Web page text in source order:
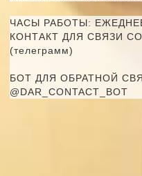
ЧАСЫ РАБОТЫ:
КОНТАКТ ДЛЯ СВЯЗИ СО
(телеграмм)
БОТ ДЛЯ ОБРАТНОЙ
@DAR_CONTACT_BOT